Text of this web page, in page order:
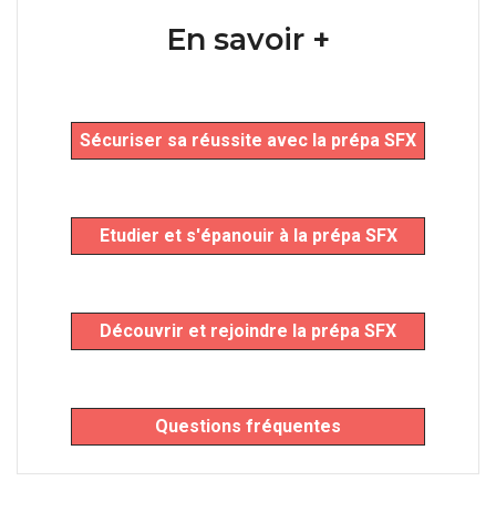
En savoir +
Sécuriser sa réussite avec la prépa SFX
Etudier et s'épanouir à la prépa SFX
Découvrir et rejoindre la prépa SFX
Questions fréquentes